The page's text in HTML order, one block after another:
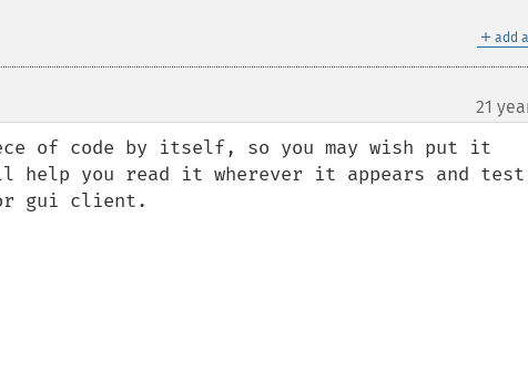
＋ add
21
of code by itself, so you may wish put it
help you read it wherever it appears and
gui client.